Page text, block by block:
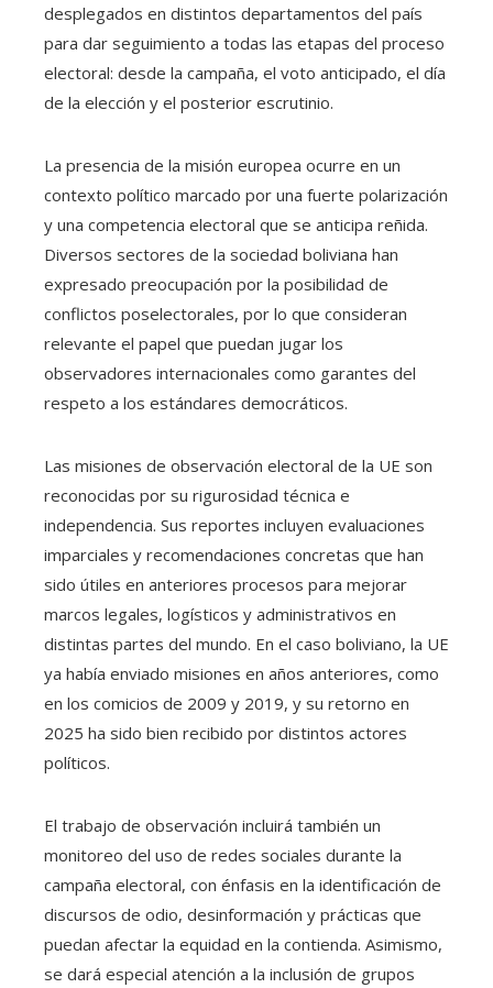
desplegados en distintos departamentos del país
para dar seguimiento a todas las etapas del proceso
electoral: desde la campaña, el voto anticipado, el día
de la elección y el posterior escrutinio.
La presencia de la misión europea ocurre en un
contexto político marcado por una fuerte polarización
y una competencia electoral que se anticipa reñida.
Diversos sectores de la sociedad boliviana han
expresado preocupación por la posibilidad de
conflictos poselectorales, por lo que consideran
relevante el papel que puedan jugar los
observadores internacionales como garantes del
respeto a los estándares democráticos.
Las misiones de observación electoral de la UE son
reconocidas por su rigurosidad técnica e
independencia. Sus reportes incluyen evaluaciones
imparciales y recomendaciones concretas que han
sido útiles en anteriores procesos para mejorar
marcos legales, logísticos y administrativos en
distintas partes del mundo. En el caso boliviano, la UE
ya había enviado misiones en años anteriores, como
en los comicios de 2009 y 2019, y su retorno en
2025 ha sido bien recibido por distintos actores
políticos.
El trabajo de observación incluirá también un
monitoreo del uso de redes sociales durante la
campaña electoral, con énfasis en la identificación de
discursos de odio, desinformación y prácticas que
puedan afectar la equidad en la contienda. Asimismo,
se dará especial atención a la inclusión de grupos